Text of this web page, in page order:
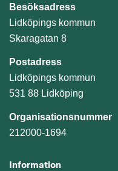
Besöksadress
Lidköpings kommun
Skaragatan 8
Postadress
Lidköpings kommun
531 88 Lidköping
Organisationsnummer
212000-1694
Information